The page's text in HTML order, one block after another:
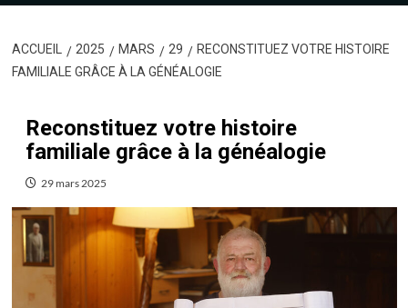
ACCUEIL 2025 MARS 29
RECONSTITUEZ VOTRE HISTOIRE
FAMILIALE GRÂCE À LA GÉNÉALOGIE
Reconstituez votre histoire
familiale grâce à la généalogie
29 mars 2025